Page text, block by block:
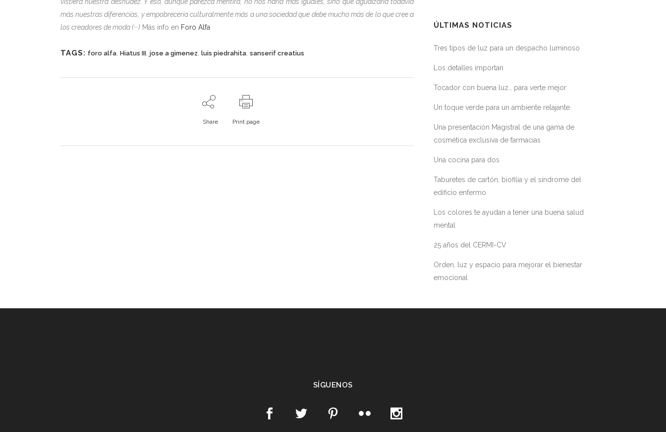
más nuestras diferencias, y empobrecería culturalmente más a una sociedad que debe mucho más de lo que cree a
los creadores de moda (···) Más info en Foro Alfa
TAGS: foro alfa Hiatus III jose a gimenez luis piedrahita sanserif creatius
Share Print page
ÚLTIMAS NOTICIAS
Tres tipos de luz para un despacho luminoso
Los detalles importan
Tocador con buena luz… para verte mejor
Un toque verde para un ambiente relajante
Una presentación Magistral de una gama de
cosmética exclusiva de farmacias
Una cocina para dos
Taburetes de cartón, biofilia y el síndrome del
edificio enfermo
Los colores te ayudan a tener una buena salud
mental
25 años del CERMI-CV
Orden, luz y espacio para mejorar el bienestar
emocional
SÍGUENOS